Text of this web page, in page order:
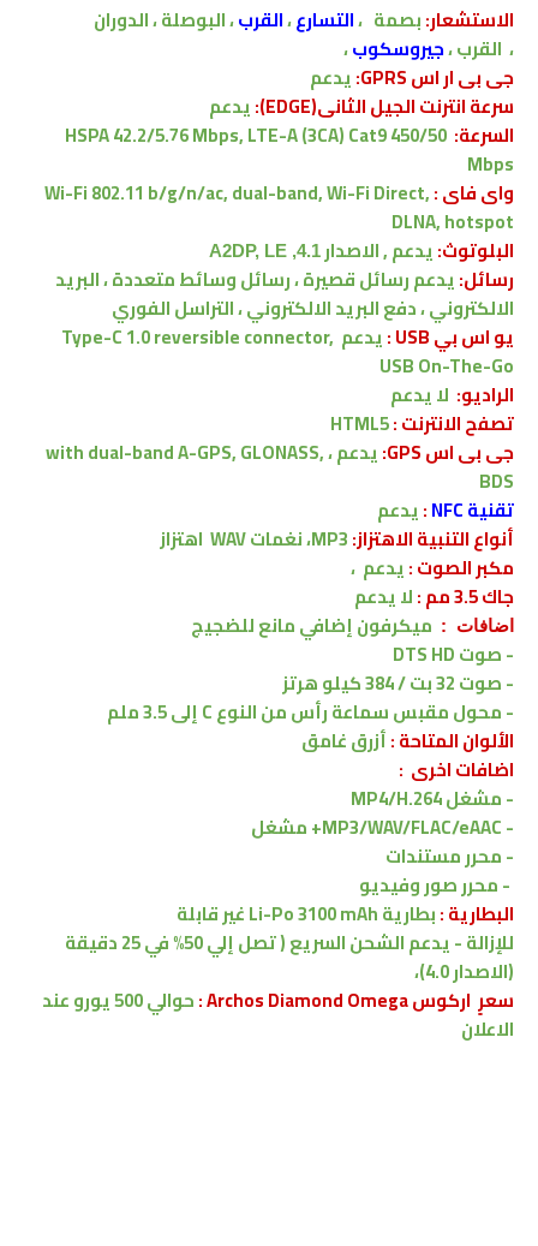
الاستشعار:بصمة ،التسارع،القرب، البوصلة ، الدوران
، القرب،جيروسكوب،
جى بى ار اس GPRS:
يدعم
سرعة انترنت الجيل الثانى(EDGE):
يدعم
السرعة: HSPA 42.2/5.76 Mbps, LTE-A (3CA) Cat9 450/50
Mbps
واى فاى :Wi-Fi 802.11 b/g/n/ac, dual-band, Wi-Fi Direct,
DLNA, hotspot
البلوتوث:يدعم , الاصدار 4.1, A2DP, LE
رسائل:يدعمرسائل قصيرة ، رسائل وسائط متعددة ، البريد
الالكتروني ، دفع البريد الالكتروني ، التراسل الفوري
يو اس بي USB :
يدعم Type-C 1.0 reversible connector,
USB On-The-Go
الراديو: لا يدعم
تصفح الانترنت :HTML5
جى بى اس GPS:
يدعم ،with dual-band A-GPS, GLONASS,
BDS
تقنية NFC
:يدعم
أنواع التنبية الاهتزاز:
اهتزاز
مكبر الصوت :يدعم ،
جاك 3.5 مم :
لايدعم
اضافات : ميكرفون إضافي مانع للضجيج
- صوت DTS HD
- صوت 32 بت / 384 كيلو هرتز
- محول مقبس سماعة رأس من النوع C إلى 3.5 ملم
الألوان المتاحة :أزرق غامق
اضافات اخرى :
-مشغل MP4/H.264
-
MP3/WAV/FLAC/eAAC+ مشغل
- محرر مستندات
- محرر صور وفيديو
البطارية :
بطارية Li-Po 3100 mAh غير قابلة
للإزالة-يدعم
الشحن السريع ( تصل إلي 50% في 25 دقيقة
(الاصدار 4.0)،
سعرٍ اركوس Archos Diamond Omega :
حوالي 500 يورو
عند
الاعلان